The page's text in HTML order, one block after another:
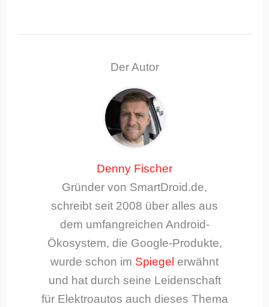
Der Autor
Denny Fischer
Gründer von SmartDroid.de,
schreibt seit 2008 über alles aus
dem umfangreichen Android-
Ökosystem, die Google-Produkte,
wurde schon im Spiegel erwähnt
und hat durch seine Leidenschaft
für Elektroautos auch dieses Thema